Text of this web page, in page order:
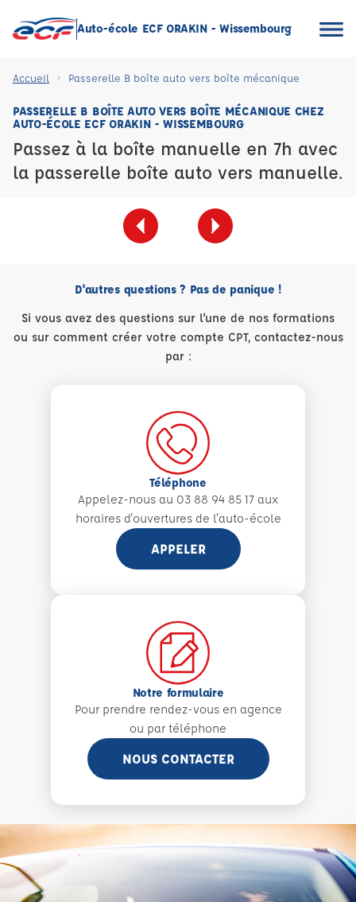
Auto-école ECF ORAKIN - Wissembourg
Accueil Passerelle B boîte auto vers boîte mécanique
PASSERELLE B BOÎTE AUTO VERS BOÎTE MÉCANIQUE CHEZ
AUTO-ÉCOLE ECF ORAKIN - WISSEMBOURG
Passez à la boîte manuelle en 7h avec
la passerelle boîte auto vers manuelle.
D'autres questions ? Pas de panique !
Si vous avez des questions sur l'une de nos formations
ou sur comment créer votre compte CPT, contactez-nous
par :
Téléphone
Appelez-nous au 03 88 94 85 17 aux
horaires d'ouvertures de l'auto-école
APPELER
Notre formulaire
Pour prendre rendez-vous en agence
ou par téléphone
NOUS CONTACTER